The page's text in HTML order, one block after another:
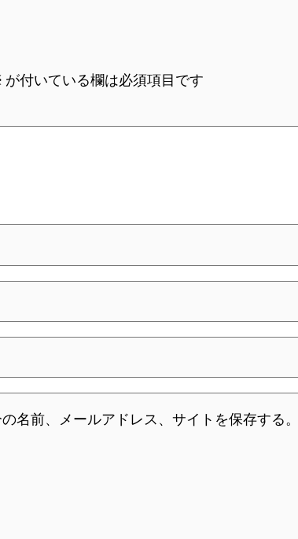
が付いている欄は必須項目です
名前、メールアドレス、サイトを保存する。